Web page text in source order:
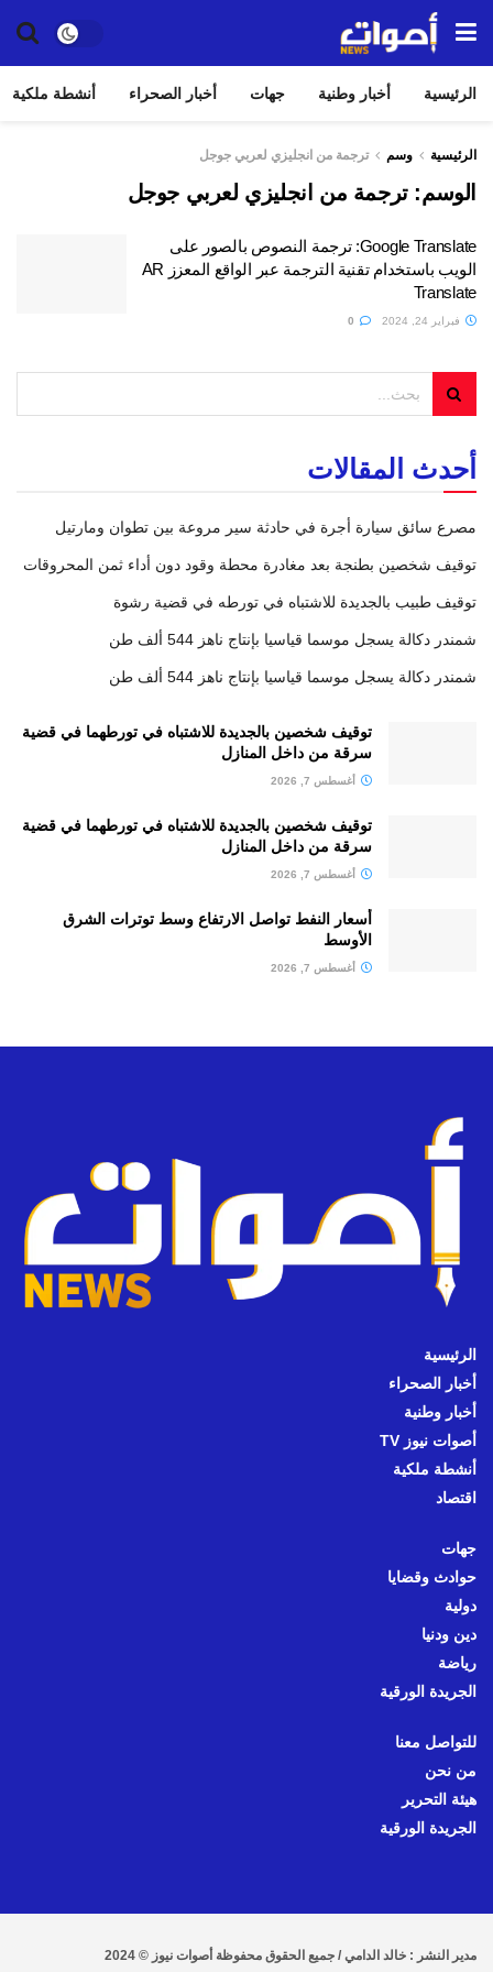
الرئيسية أخبار وطنية جهات أخبار الصحراء أنشطة ملكية
الرئيسية وسم ترجمة من انجليزي لعربي جوجل
الوسم:ترجمة من انجليزي لعربي جوجل
Google Translate: ترجمة النصوص بالصور على
الويب باستخدام تقنية الترجمة عبر الواقع المعزز AR
Translate
فبراير 24, 2024
أحدث المقالات
مصرع سائق سيارة أجرة في حادثة سير مروعة بين تطوان ومارتيل
توقيف شخصين بطنجة بعد مغادرة محطة وقود دون أداء ثمن المحروقات
توقيف طبيب بالجديدة للاشتباه في تورطه في قضية رشوة
شمندر دكالة يسجل موسما قياسيا بإنتاج ناهز 544 ألف طن
شمندر دكالة يسجل موسما قياسيا بإنتاج ناهز 544 ألف طن
توقيف شخصين بالجديدة للاشتباه في تورطهما في قضية
سرقة من داخل المنازل
أغسطس 7, 2026
توقيف شخصين بالجديدة للاشتباه في تورطهما في قضية
سرقة من داخل المنازل
أغسطس 7, 2026
أسعار النفط تواصل الارتفاع وسط توترات الشرق
الأوسط
أغسطس 7, 2026
الرئيسية
أخبار الصحراء
أخبار وطنية
أصوات نيوز TV
أنشطة ملكية
اقتصاد
جهات
حوادث وقضايا
دولية
دين ودنيا
رياضة
الجريدة الورقية
للتواصل معنا
من نحن
هيئة التحرير
الجريدة الورقية
مدير النشر : خالد الدامي / جميع الحقوق محفوظة أصوات نيوز © 2024